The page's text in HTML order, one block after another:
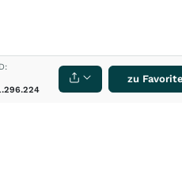
zu